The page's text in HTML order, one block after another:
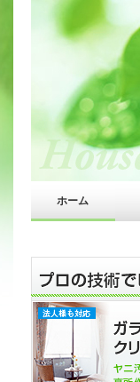
ホーム